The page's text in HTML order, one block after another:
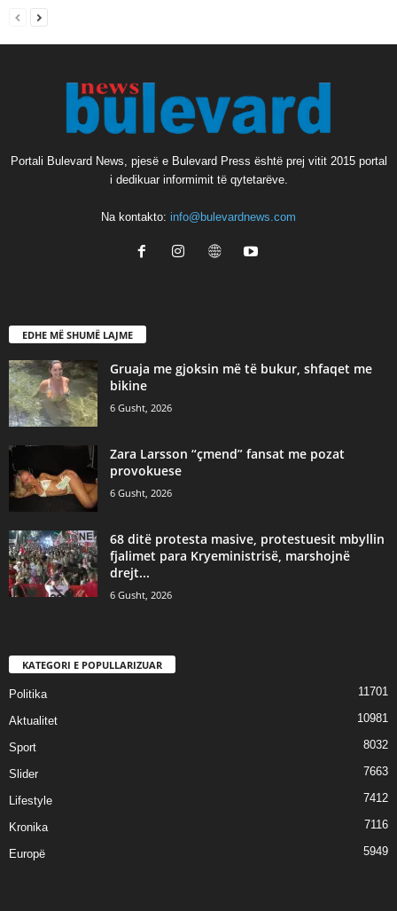
Portali Bulevard News, pjesë e Bulevard Press është prej vitit 2015 portal
i dedikuar informimit të qytetarëve.
Na kontakto: info@bulevardnews.com
EDHE MË SHUMË LAJME
Gruaja me gjoksin më të bukur, shfaqet me
bikine
6 Gusht, 2026
Zara Larsson “çmend” fansat me pozat
provokuese
6 Gusht, 2026
68 ditë protesta masive, protestuesit mbyllin
fjalimet para Kryeministrisë, marshojnë
drejt...
6 Gusht, 2026
KATEGORI E POPULLARIZUAR
Politika 11701
Aktualitet 10981
Sport 8032
Slider 7663
Lifestyle 7412
Kronika 7116
Europë 5949